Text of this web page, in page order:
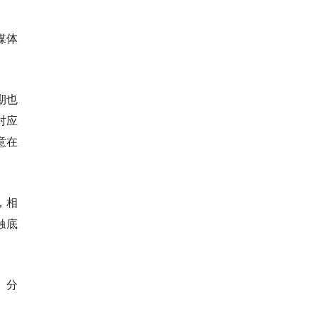
体
也
应
在
相
底
分